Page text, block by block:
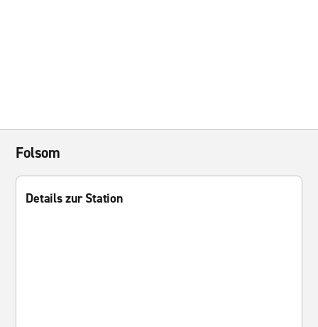
Folsom
Details zur Station